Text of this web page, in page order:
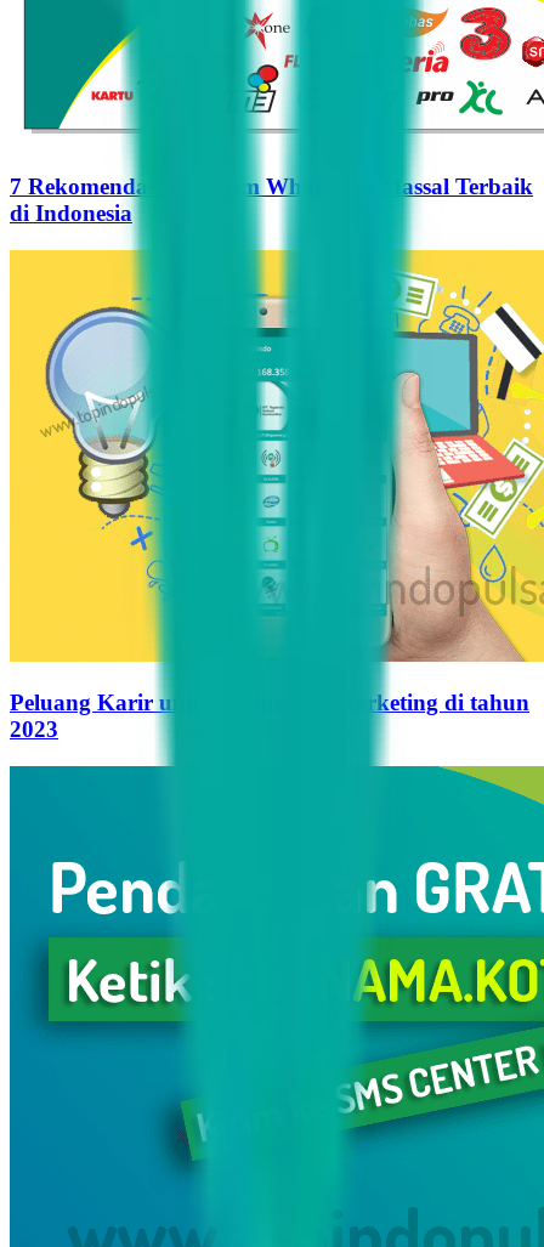
7 Rekomendasi Pengirim WhatsApp Massal Terbaik
di Indonesia
Peluang Karir untuk Influencer Marketing di tahun
2023